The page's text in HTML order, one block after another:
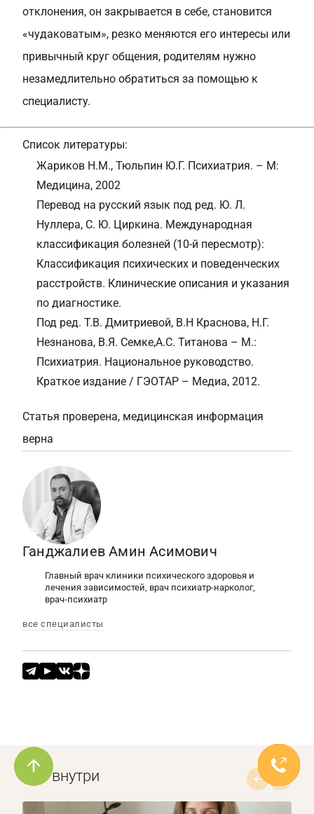
отклонения, он закрывается в себе, становится
«чудаковатым», резко меняются его интересы или
привычный круг общения, родителям нужно
незамедлительно обратиться за помощью к
специалисту.
Список литературы:
Жариков Н.М., Тюльпин Ю.Г. Психиатрия. – М:
Медицина, 2002
Перевод на русский язык под ред. Ю. Л.
Нуллера, С. Ю. Циркина. Международная
классификация болезней (10-й пересмотр):
Классификация психических и поведенческих
расстройств. Клинические описания и указания
по диагностике.
Под ред. Т.В. Дмитриевой, В.Н Краснова, Н.Г.
Незнанова, В.Я. Семке,А.С. Титанова – М.:
Психиатрия. Национальное руководство.
Краткое издание / ГЭОТАР – Медиа, 2012.
Статья проверена, медицинская информация
верна
Ганджалиев Амин Асимович
Главный врач клиники психического здоровья и
лечения зависимостей, врач психиатр-нарколог,
врач-психиатр
все специалисты
Что внутри